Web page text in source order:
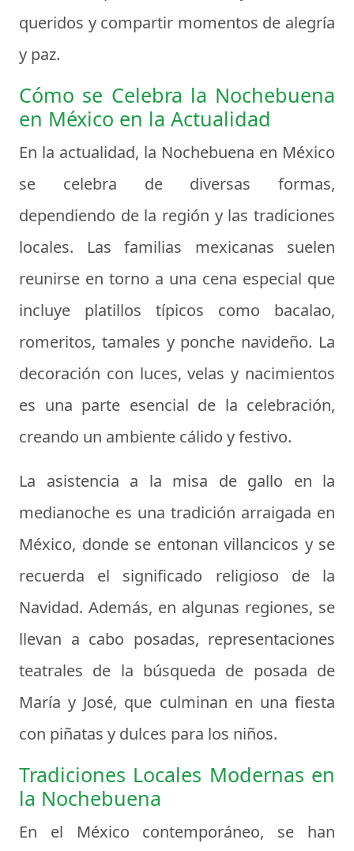
queridos y compartir momentos de alegría
y paz.
Cómo se Celebra la Nochebuena
en México en la Actualidad
En la actualidad, la Nochebuena en México
se celebra de diversas formas,
dependiendo de la región y las tradiciones
locales. Las familias mexicanas suelen
reunirse en torno a una cena especial que
incluye platillos típicos como bacalao,
romeritos, tamales y ponche navideño. La
decoración con luces, velas y nacimientos
es una parte esencial de la celebración,
creando un ambiente cálido y festivo.
La asistencia a la misa de gallo en la
medianoche es una tradición arraigada en
México, donde se entonan villancicos y se
recuerda el significado religioso de la
Navidad. Además, en algunas regiones, se
llevan a cabo posadas, representaciones
teatrales de la búsqueda de posada de
María y José, que culminan en una fiesta
con piñatas y dulces para los niños.
Tradiciones Locales Modernas en
la Nochebuena
En el México contemporáneo, se han